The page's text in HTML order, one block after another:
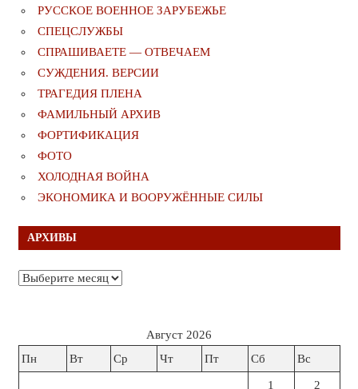
РУССКОЕ ВОЕННОЕ ЗАРУБЕЖЬЕ
СПЕЦСЛУЖБЫ
СПРАШИВАЕТЕ — ОТВЕЧАЕМ
СУЖДЕНИЯ. ВЕРСИИ
ТРАГЕДИЯ ПЛЕНА
ФАМИЛЬНЫЙ АРХИВ
ФОРТИФИКАЦИЯ
ФОТО
ХОЛОДНАЯ ВОЙНА
ЭКОНОМИКА И ВООРУЖЁННЫЕ СИЛЫ
АРХИВЫ
Архивы
Август 2026
Пн
Вт Ср Чт Пт Сб Вс
1 2